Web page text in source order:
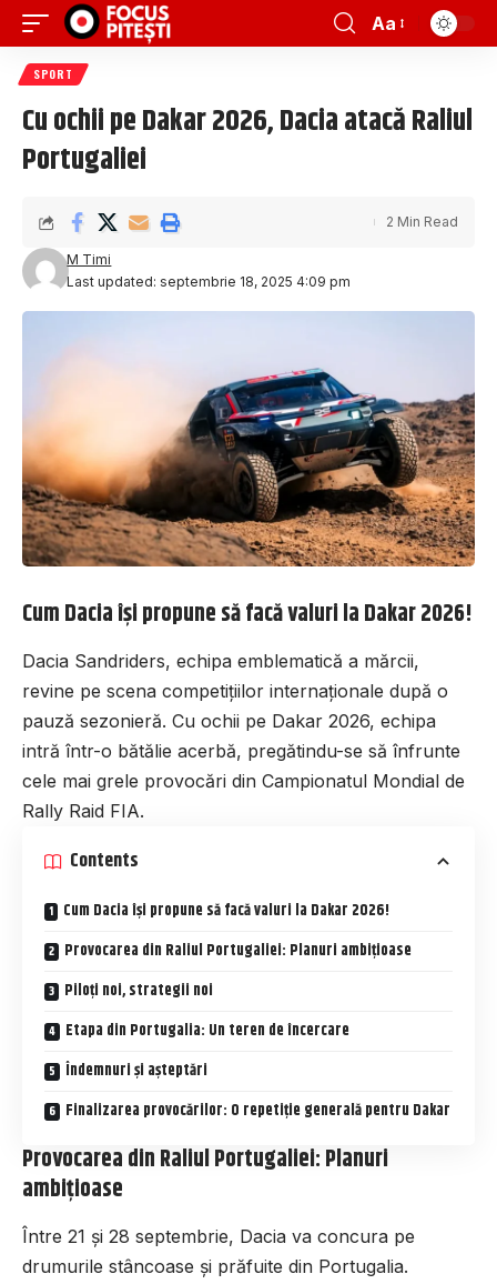
Aa
SPORT
Cu ochii pe Dakar 2026, Dacia atacă Raliul
Portugaliei
Last updated: septembrie 18, 2025 4:09 pm
M Timi
2 Min Read
Cum Dacia își propune să facă valuri la Dakar 2026!
Dacia Sandriders, echipa emblematică a mărcii,
revine pe scena competițiilor internaționale după o
pauză sezonieră. Cu ochii pe Dakar 2026, echipa
intră într-o bătălie acerbă, pregătindu-se să înfrunte
cele mai grele provocări din Campionatul Mondial de
Rally Raid FIA.
Contents
Cum Dacia își propune să facă valuri la Dakar 2026!
Provocarea din Raliul Portugaliei: Planuri ambițioase
Piloți noi, strategii noi
Etapa din Portugalia: Un teren de încercare
Îndemnuri și așteptări
Finalizarea provocărilor: O repetiție generală pentru Dakar
Provocarea din Raliul Portugaliei: Planuri
ambițioase
Între 21 și 28 septembrie, Dacia va concura pe
drumurile stâncoase și prăfuite din Portugalia.